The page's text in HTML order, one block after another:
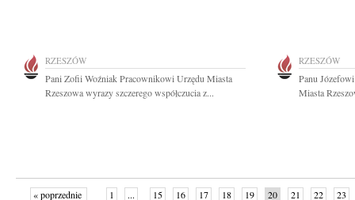
RZESZÓW
Pani Zofii Woźniak Pracownikowi Urzędu Miasta
Rzeszowa wyrazy szczerego współczucia z...
RZESZÓW
Panu
Miasta
« poprzednie 1 ... 15 16 17 18 19 20 21 22 23